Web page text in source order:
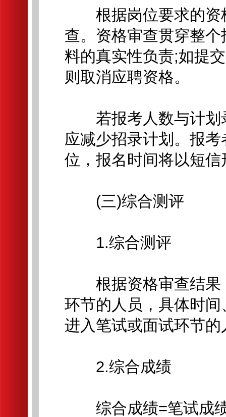
根据岗位要求的资
查。资格审查贯穿整
料的真实性负责;如提
则取消应聘资格。
若报考人数与计划
应减少招录计划。报
位，报名时间将以短
(三)综合测评
1.综合测评
根据资格审查结果
环节的人员，具体时
进入笔试或面试环节
2.综合成绩
综合成绩=笔试成绩